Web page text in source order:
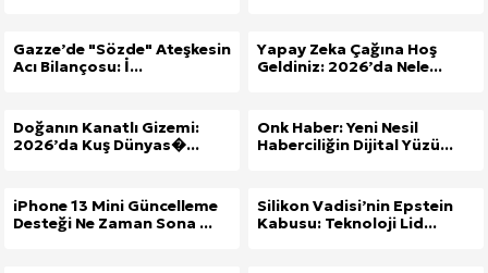
Gazze’de "Sözde" Ateşkesin
Acı Bilançosu: İ...
Yapay Zeka Çağına Hoş
Geldiniz: 2026’da Nele...
Doğanın Kanatlı Gizemi:
2026’da Kuş Dünyas�...
Onk Haber: Yeni Nesil
Haberciliğin Dijital Yüzü...
iPhone 13 Mini Güncelleme
Desteği Ne Zaman Sona ...
Silikon Vadisi’nin Epstein
Kabusu: Teknoloji Lid...